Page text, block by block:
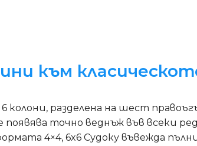
към
колони, разделена на шест
точно веднъж във всеки
4×4, 6x6 Судоку въвежда